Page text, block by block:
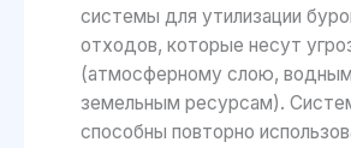
системы для утилизации
отходов, которые несут
(атмосферному слою,
земельным ресурсам).
способны повторно